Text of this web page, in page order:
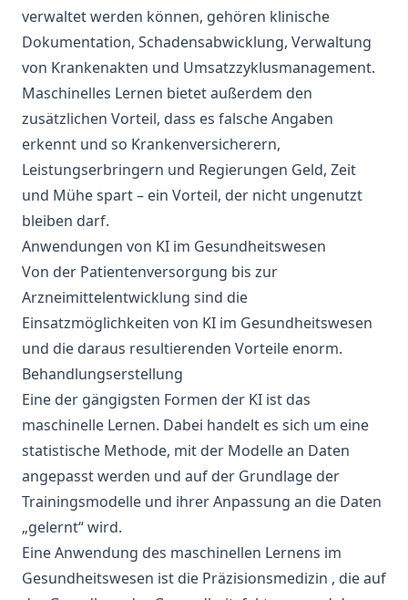
verwaltet werden können, gehören klinische
Dokumentation, Schadensabwicklung, Verwaltung
von Krankenakten und Umsatzzyklusmanagement.
Maschinelles Lernen bietet außerdem den
zusätzlichen Vorteil, dass es falsche Angaben
erkennt und so Krankenversicherern,
Leistungserbringern und Regierungen Geld, Zeit
und Mühe spart – ein Vorteil, der nicht ungenutzt
bleiben darf.
Anwendungen von KI im Gesundheitswesen
Von der Patientenversorgung bis zur
Arzneimittelentwicklung sind die
Einsatzmöglichkeiten von KI im Gesundheitswesen
und die daraus resultierenden Vorteile enorm.
Behandlungserstellung
Eine der gängigsten Formen der KI ist das
maschinelle Lernen. Dabei handelt es sich um eine
statistische Methode, mit der Modelle an Daten
angepasst werden und auf der Grundlage der
Trainingsmodelle und ihrer Anpassung an die Daten
„gelernt“ wird.
Eine Anwendung des maschinellen Lernens im
Gesundheitswesen ist die Präzisionsmedizin , die auf